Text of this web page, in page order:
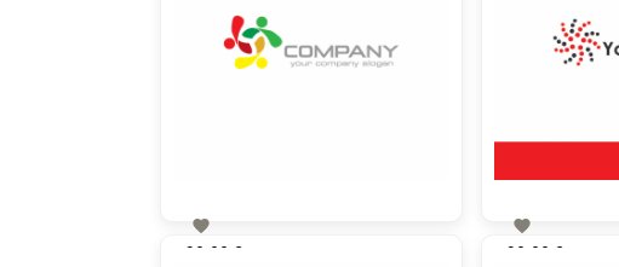

90,00 €

90,00 €